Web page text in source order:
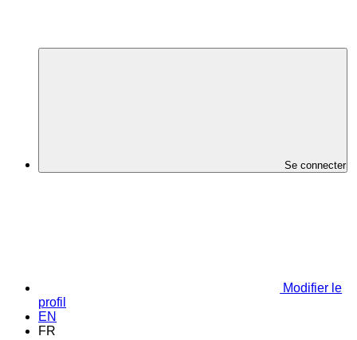
Se connecter
Modifier le
profil
EN
FR